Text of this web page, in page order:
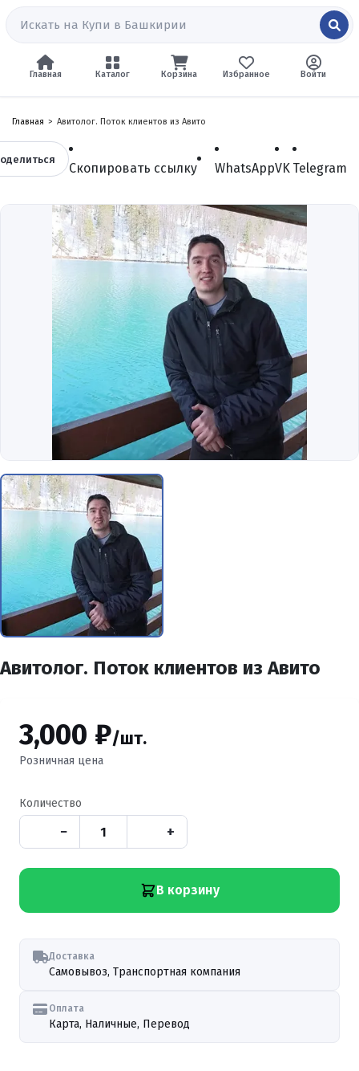
Главная Каталог Войти
Избранное
Корзина
Главная Авитолог. Поток клиентов из Авито
Скопировать ссылку WhatsAppVK Telegram
Авитолог. Поток клиентов из Авито
3,000 ₽/шт.
Розничная цена
Количество
− +
В корзину
Доставка
Самовывоз, Транспортная компания
Оплата
Карта, Наличные, Перевод